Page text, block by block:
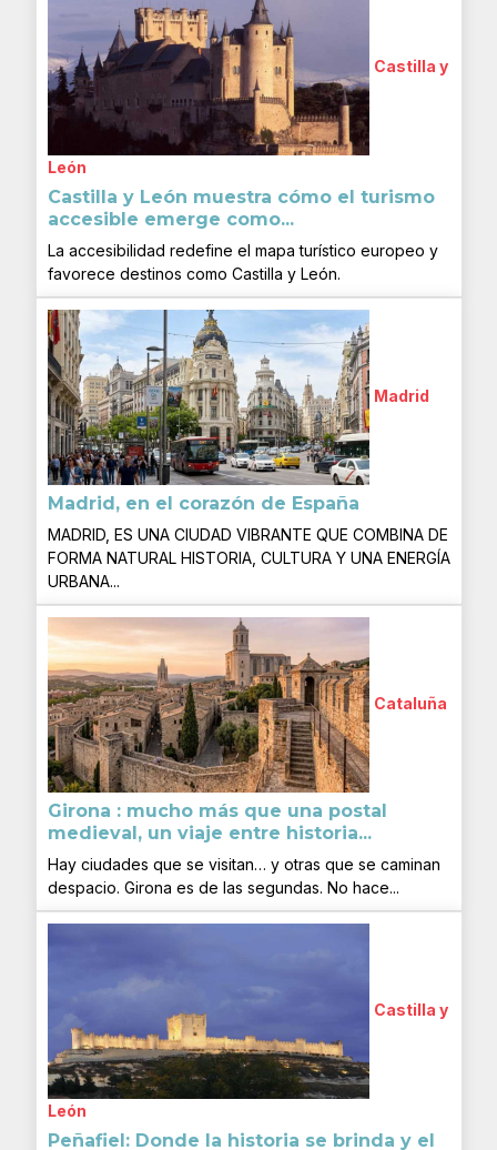
Castilla y
León
Castilla y León muestra cómo el turismo
accesible emerge como...
La accesibilidad redefine el mapa turístico europeo y
favorece destinos como Castilla y León.
Madrid
Madrid, en el corazón de España
MADRID, ES UNA CIUDAD VIBRANTE QUE COMBINA DE
FORMA NATURAL HISTORIA, CULTURA Y UNA ENERGÍA
URBANA...
Cataluña
Girona : mucho más que una postal
medieval, un viaje entre historia...
Hay ciudades que se visitan… y otras que se caminan
despacio. Girona es de las segundas. No hace...
Castilla y
León
Peñafiel: Donde la historia se brinda y el